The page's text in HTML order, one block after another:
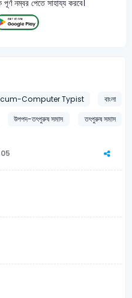
নম্বর পেতে সাহায্য করবে।
Computer Typist
বাংলা
উপপদ-তৎপুরুষ সমাস
তৎপুরুষ সমাস